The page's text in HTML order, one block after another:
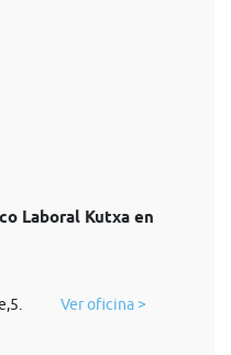
Laboral Kutxa en
Ver oficina >